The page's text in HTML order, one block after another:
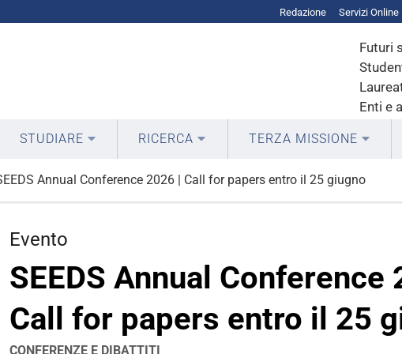
Redazione Servizi Online
Futuri
Enti e
STUDIARE RICERCA TERZA MISSIONE
Annual Conference 2026 | Call for papers entro il 25 giugno
Evento
SEEDS Annual Conference
Call for papers entro il 25
CONFERENZE E DIBATTITI